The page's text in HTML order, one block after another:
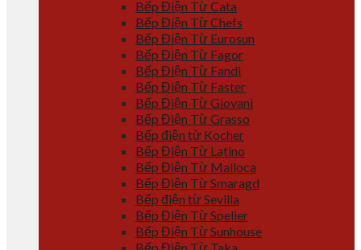
Bếp Điện Từ Cata
Bếp Điện Từ Chefs
Bếp Điện Từ Eurosun
Bếp Điện Từ Fagor
Bếp Điện Từ Fandi
Bếp Điện Từ Faster
Bếp Điện Từ Giovani
Bếp Điện Từ Grasso
Bếp điện từ Kocher
Bếp Điện Từ Latino
Bếp Điện Từ Malloca
Bếp Điện Từ Smaragd
Bếp điện từ Sevilla
Bếp Điện Từ Spelier
Bếp Điện Từ Sunhouse